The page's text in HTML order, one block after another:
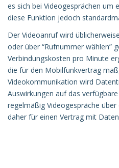
es sich bei Videogesprächen um
diese Funktion jedoch
Der Videoanruf wird
oder über “Rufnummer wählen”
Verbindungskosten pro Minute
die für den Mobilfunkvertrag
Videokommunikation wird
Auswirkungen auf das
regelmäßig Videogespräche
daher für einen Vertrag mit